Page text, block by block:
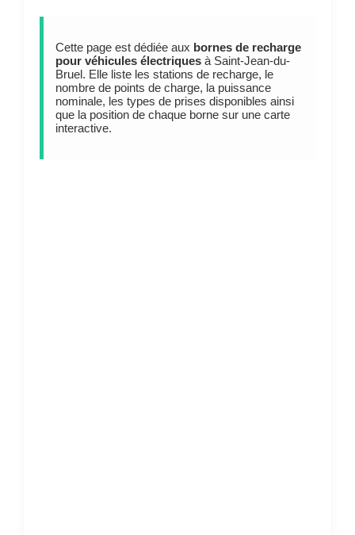
Cette page est dédiée aux bornes de recharge
pour véhicules électriquesà Saint-Jean-du-
Bruel. Elle liste les stations de recharge, le
nombre de points de charge, la puissance
nominale, les types de prises disponibles ainsi
que la position de chaque borne sur une carte
interactive.